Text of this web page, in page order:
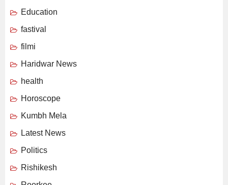
Education
fastival
filmi
Haridwar News
health
Horoscope
Kumbh Mela
Latest News
Politics
Rishikesh